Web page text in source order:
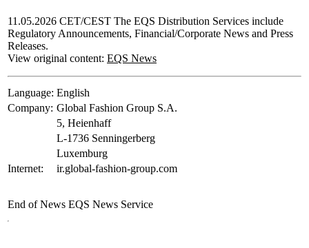
11.05.2026 CET/CEST The EQS Distribution Services include
Regulatory Announcements, Financial/Corporate News and Press
Releases.
View original content: EQS News
Language: English
Company: Global Fashion Group S.A.
5, Heienhaff
L-1736 Senningerberg
Luxemburg
Internet:
ir.global-fashion-group.com
End of News EQS News Service